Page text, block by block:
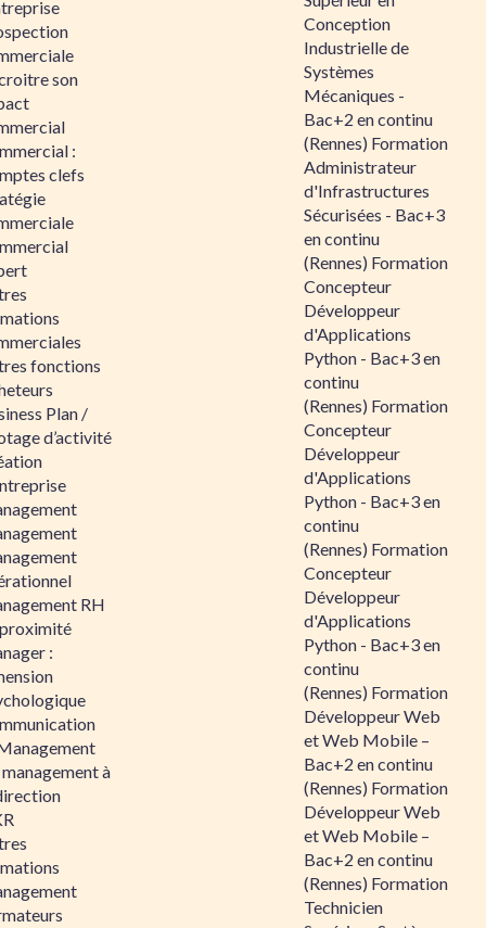
son
:
clefs
fonctions
Plan /
d’activité
RH
:
à
Conception
Industrielle de
Systèmes
Mécaniques -
Bac+2 en continu
(Rennes) Formation
Administrateur
d'Infrastructures
Sécurisées - Bac+3
en continu
(Rennes) Formation
Concepteur
Développeur
d'Applications
Python - Bac+3 en
continu
(Rennes) Formation
Concepteur
Développeur
d'Applications
Python - Bac+3 en
continu
(Rennes) Formation
Concepteur
Développeur
d'Applications
Python - Bac+3 en
continu
(Rennes) Formation
Développeur Web
et Web Mobile –
Bac+2 en continu
(Rennes) Formation
Développeur Web
et Web Mobile –
Bac+2 en continu
(Rennes) Formation
Technicien